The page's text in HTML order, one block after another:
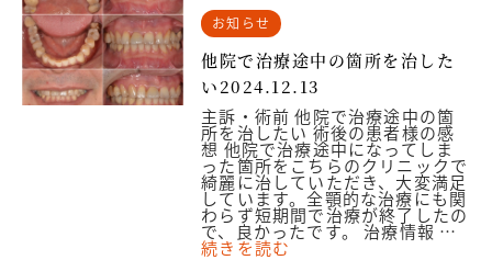
お知らせ
他院で治療途中の箇所を治した
い2024.12.13
主訴・術前 他院で治療途中の箇
所を治したい 術後の患者様の感
想 他院で治療途中になってしま
った箇所をこちらのクリニックで
綺麗に治していただき、大変満足
しています。全顎的な治療にも関
わらず短期間で治療が終了したの
で、良かったです。 治療情報 …
続きを読む